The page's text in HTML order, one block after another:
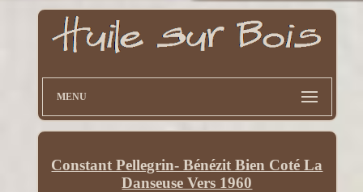
MENU
Constant Pellegrin- Bénézit Bien Coté La
Danseuse Vers 1960